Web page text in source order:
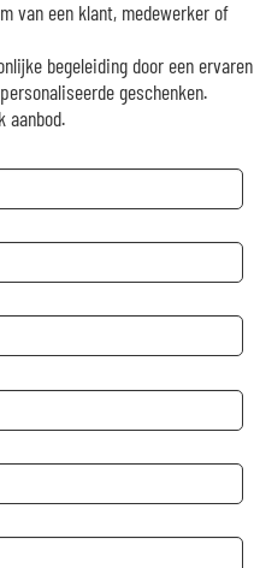
van een klant, medewerker of
begeleiding door een ervaren
geschenken.
aanbod.